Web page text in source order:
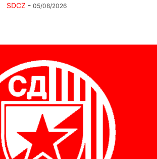
SDCZ - 05/08/2026